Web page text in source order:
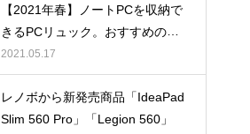
【2021年春】ノートPCを収納で
きるPCリュック。おすすめの人
気商品を10選をご紹介！！
2021.05.17
レノボから新発売商品「IdeaPad
Slim 560 Pro」「Legion 560」